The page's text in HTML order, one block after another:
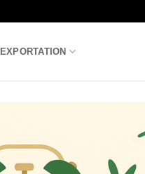
EXPORTATION